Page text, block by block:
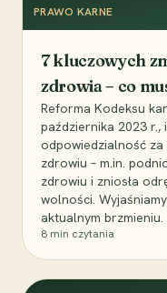
PRAWO KARNE
7 kluczowych
zdrowia – co
Reforma Kodeksu
października 2023 r.,
odpowiedzialność
zdrowiu – m.in.
zdrowiu i zniosła
wolności.
aktualnym brzmieniu.
8 min czytania